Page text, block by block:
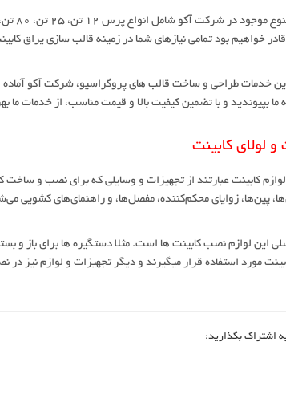
خواهیم بود تمامی نیازهای شما در زمینه قالب سازی یراق
خدمات طراحی و ساخت قالب های پروگراسیو، شرکت آکو آماده
ما بپیوندید و با تضمین کیفیت بالا و قیمت مناسب، از خدمات ما
و لولای کابینت
کابینت عبارتند از تجهیزات و وسایلی که برای نصب و
پین‌ها، زوایای محکم‌کننده، مفصل‌ها، و راهنمای‌های کشویی
این لوازم نصب کابینت ها است. مثلا دستگیره ها برای باز و
مورد استفاده قرار میگیرند و دیگر تجهیزات و لوازم نیز
اشتراک بگذارید: